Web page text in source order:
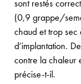
sont restés
(0,9 grappe/
chaud et trop
d’implantation.
contre la chaleur
précise-t-il.